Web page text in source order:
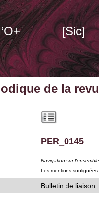
[Sic]
de la
PER_0145
Navigation sur
Les mentions soulignées
Bulletin de liaison